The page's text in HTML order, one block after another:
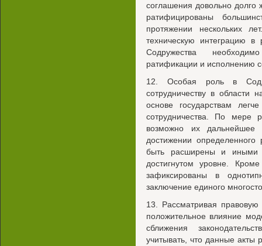
соглашения довольно
ратифицированы
протяжении нескольких
техническую интеграцию
Содружества
ратификации и исполнению
12. Особая роль в
сотрудничеству в области
основе государствам
сотрудничества. По мере
возможно их дальнейшее
достижении определенного
быть расширены и иными
достигнутом уровне.
зафиксированы в
заключение единого
13. Рассматривая правовую
положительное влияние
сближения
учитывать, что данные акты